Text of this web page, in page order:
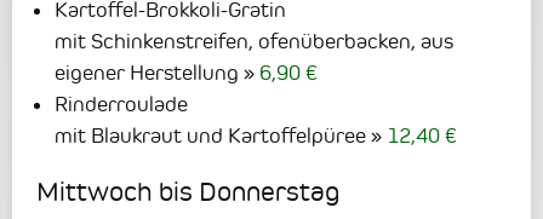
Kartoffel-Brokkoli-Gratin
mit Schinkenstreifen, ofenüberbacken, aus
eigener Herstellung
6,90 €
Rinderroulade
mit Blaukraut und Kartoffelpüree
12,40 €
Mittwoch bis Donnerstag